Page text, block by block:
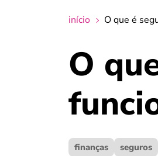
início O que é
O
finanças seguros